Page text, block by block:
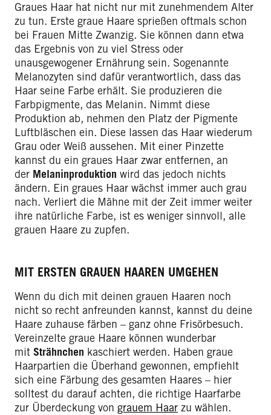
Graues Haar hat nicht nur mit zunehmendem Alter
zu tun. Erste graue Haare sprießen oftmals schon
bei Frauen Mitte Zwanzig. Sie können dann etwa
das Ergebnis von zu viel Stress oder
unausgewogener Ernährung sein. Sogenannte
Melanozyten sind dafür verantwortlich, dass das
Haar seine Farbe erhält. Sie produzieren die
Farbpigmente, das Melanin. Nimmt diese
Produktion ab, nehmen den Platz der Pigmente
Luftbläschen ein. Diese lassen das Haar wiederum
Grau oder Weiß aussehen. Mit einer Pinzette
kannst du ein graues Haar zwar entfernen, an
der Melaninproduktion wird das jedoch nichts
ändern. Ein graues Haar wächst immer auch grau
nach. Verliert die Mähne mit der Zeit immer weiter
ihre natürliche Farbe, ist es weniger sinnvoll, alle
grauen Haare zu zupfen.
MIT ERSTEN GRAUEN HAAREN UMGEHEN
Wenn du dich mit deinen grauen Haaren noch
nicht so recht anfreunden kannst, kannst du deine
Haare zuhause färben – ganz ohne Frisörbesuch.
Vereinzelte graue Haare können wunderbar
mit Strähnchen kaschiert werden. Haben graue
Haarpartien die Überhand gewonnen, empfiehlt
sich eine Färbung des gesamten Haares – hier
solltest du darauf achten, die richtige Haarfarbe
zur Überdeckung von grauem Haar zu wählen.